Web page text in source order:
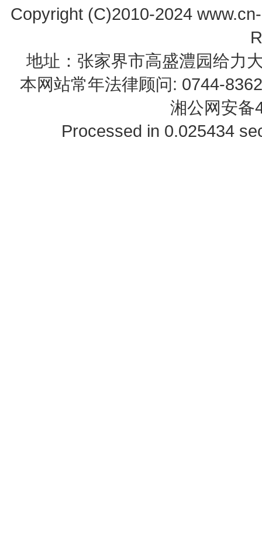
Copyright (C)2010-2024
地址：张家界市高盛澧园给力
本网站常年法律顾问: 0744-
湘公网安备
Processed in 0.025434